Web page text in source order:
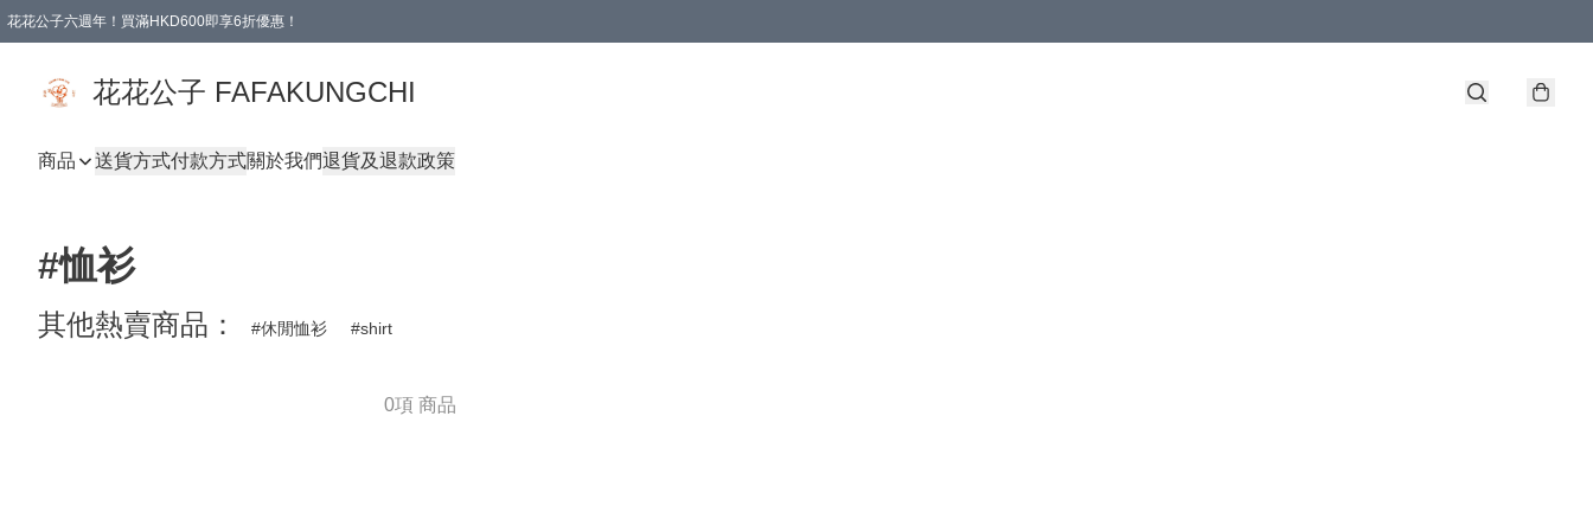
花花公子六週年！買滿HKD600即享6折優惠！
花花公子 FAFAKUNGCHI
商品 送貨方式付款方式關於我們退貨及退款政策
#恤衫
其他熱賣商品： 休閒恤衫 shirt
0項 商品